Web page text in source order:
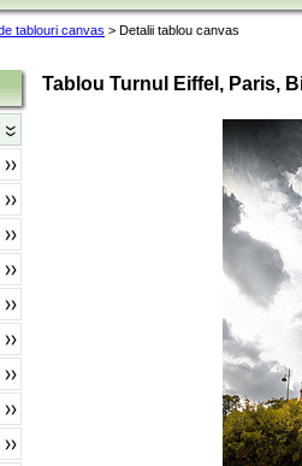
tablouri canvas > Detalii tablou canvas
Tablou Turnul Eiffel, Paris,